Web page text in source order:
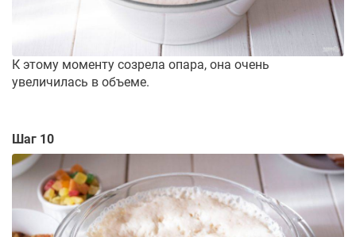
К этому моменту созрела опара, она очень
увеличилась в объеме.
Шаг 10